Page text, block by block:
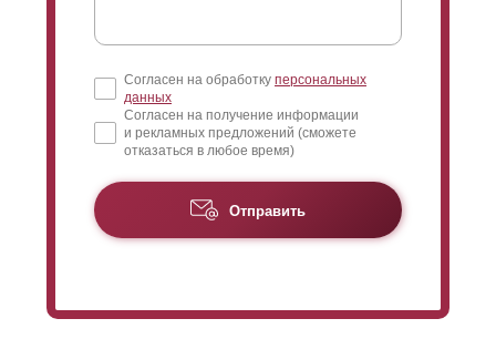
Согласен на обработку персональных
данных
Согласен на получение информации
и рекламных предложений (сможете
отказаться в любое время)
Отправить